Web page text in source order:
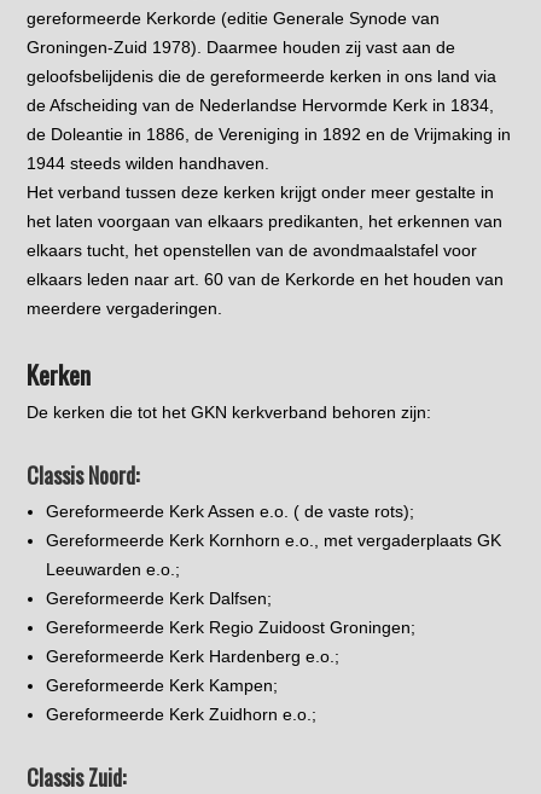
gereformeerde Kerkorde (editie Generale Synode van
Groningen-Zuid 1978). Daarmee houden zij vast aan de
geloofsbelijdenis die de gereformeerde kerken in ons land via
de Afscheiding van de Nederlandse Hervormde Kerk in 1834,
de Doleantie in 1886, de Vereniging in 1892 en de Vrijmaking in
1944 steeds wilden handhaven.
Het verband tussen deze kerken krijgt onder meer gestalte in
het laten voorgaan van elkaars predikanten, het erkennen van
elkaars tucht, het openstellen van de avondmaalstafel voor
elkaars leden naar art. 60 van de Kerkorde en het houden van
meerdere vergaderingen.
Kerken
De kerken die tot het GKN kerkverband behoren zijn:
Classis Noord:
Gereformeerde Kerk Assen e.o. ( de vaste rots);
Gereformeerde Kerk Kornhorn e.o., met vergaderplaats GK
Leeuwarden e.o.;
Gereformeerde Kerk Dalfsen;
Gereformeerde Kerk Regio Zuidoost Groningen;
Gereformeerde Kerk Hardenberg e.o.;
Gereformeerde Kerk Kampen;
Gereformeerde Kerk Zuidhorn e.o.;
Classis Zuid: